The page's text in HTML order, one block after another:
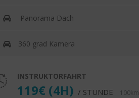
Panorama Dach
360 grad Kamera
INSTRUKTORFAHRT
119€ (4H) / STUNDE 100km